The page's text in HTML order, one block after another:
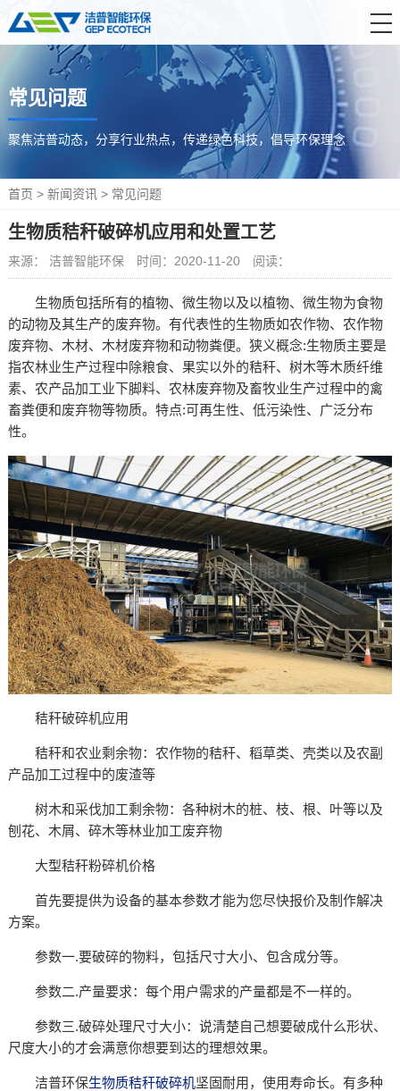
首 页
解决方案
服务支持
常见问题
聚焦洁普动态，分享行业热点，传递绿色科技，倡导环保理念
首页 > 新闻资讯 > 常见问题
生物质秸秆破碎机应用和处置工艺
来源： 洁普智能环保 时间：2020-11-20 阅读：
生物质包括所有的植物、微生物以及以植物、微生物为食物
的动物及其生产的废弃物。有代表性的生物质如农作物、农作物
废弃物、木材、木材废弃物和动物粪便。狭义概念:生物质主要是
指农林业生产过程中除粮食、果实以外的秸秆、树木等木质纤维
素、农产品加工业下脚料、农林废弃物及畜牧业生产过程中的禽
畜粪便和废弃物等物质。特点:可再生性、低污染性、广泛分布
性。
秸秆破碎机应用
秸秆和农业剩余物：农作物的秸秆、稻草类、壳类以及农副
产品加工过程中的废渣等
树木和采伐加工剩余物：各种树木的桩、枝、根、叶等以及
刨花、木屑、碎木等林业加工废弃物
大型秸秆粉碎机价格
首先要提供为设备的基本参数才能为您尽快报价及制作解决
方案。
参数一.要破碎的物料，包括尺寸大小、包含成分等。
参数二.产量要求：每个用户需求的产量都是不一样的。
参数三.破碎处理尺寸大小：说清楚自己想要破成什么形状、
尺度大小的才会满意你想要到达的理想效果。
洁普环保生物质秸秆破碎机坚固耐用，使用寿命长。有多种